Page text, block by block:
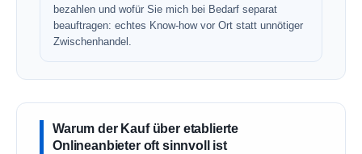
bezahlen und wofür Sie mich bei Bedarf separat
beauftragen: echtes Know-how vor Ort statt unnötiger
Zwischenhandel.
Warum der Kauf über etablierte
Onlineanbieter oft sinnvoll ist